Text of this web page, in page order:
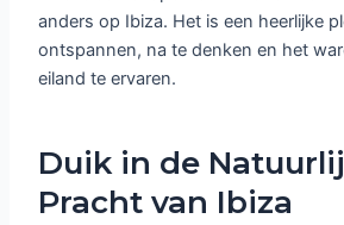
anders op Ibiza. Het is een heerlijke
ontspannen, na te denken en het
eiland te ervaren.
Duik in de
Pracht van Ibiza